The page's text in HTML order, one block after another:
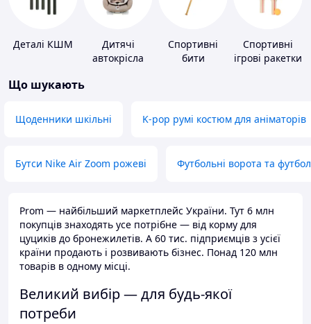
Деталі КШМ
Дитячі
автокрісла
Спортивні
бити
Спортивні
ігрові ракетки
Що шукають
Щоденники шкільні K-pop румі костюм для аніматорів
Бутси Nike Air Zoom рожеві Футбольні ворота та
Prom — найбільший маркетплейс України. Тут 6 млн
покупців знаходять усе потрібне — від корму для
цуциків до бронежилетів. А 60 тис. підприємців з усієї
країни продають і розвивають бізнес. Понад 120 млн
товарів в одному місці.
Великий вибір — для будь-якої
потреби